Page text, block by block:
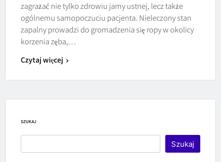
zagrażać nie tylko zdrowiu jamy ustnej, lecz także
ogólnemu samopoczuciu pacjenta. Nieleczony stan
zapalny prowadzi do gromadzenia się ropy w okolicy
korzenia zęba,…
Czytaj więcej
SZUKAJ
Szukaj